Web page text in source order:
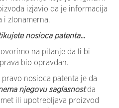
izjavio da je informacija
i zlonamerna.
nosioca patenta…
na pitanje da li bi
bio opravdan.
nosioca patenta je da
njegovu saglasnostda
ili upotrebljava proizvod